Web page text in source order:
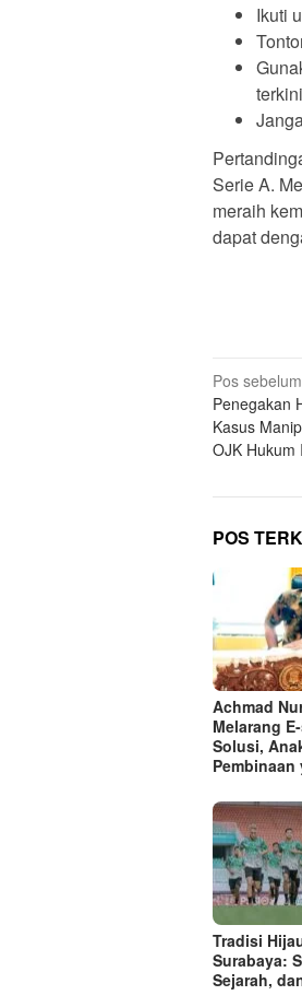
Ikuti
Serie A.
meraih
dapat
N
a
v
g
a
s
i
p
o
s
Pos
Penegakan
Kasus
OJK Hukum
POS
Achmad
Melarang
Solusi,
Pembinaan
Tradisi
Surabaya:
Sejarah,